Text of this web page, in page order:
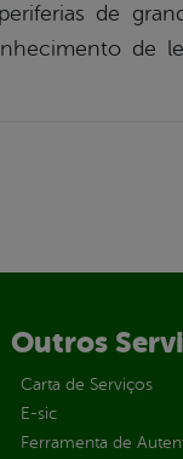
de
de
Outros
Carta de Serviços
E-sic
Ferramenta de